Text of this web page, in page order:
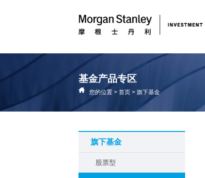
基金产品专区
您的位置 > 首页 > 旗下基金
旗下基金
股票型